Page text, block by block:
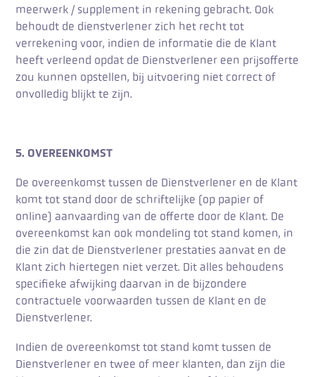
meerwerk / supplement in rekening gebracht. Ook
behoudt de dienstverlener zich het recht tot
verrekening voor, indien de informatie die de Klant
heeft verleend opdat de Dienstverlener een prijsofferte
zou kunnen opstellen, bij uitvoering niet correct of
onvolledig blijkt te zijn.
5. OVEREENKOMST
De overeenkomst tussen de Dienstverlener en de Klant
komt tot stand door de schriftelijke (op papier of
online) aanvaarding van de offerte door de Klant. De
overeenkomst kan ook mondeling tot stand komen, in
die zin dat de Dienstverlener prestaties aanvat en de
Klant zich hiertegen niet verzet. Dit alles behoudens
specifieke afwijking daarvan in de bijzondere
contractuele voorwaarden tussen de Klant en de
Dienstverlener.
Indien de overeenkomst tot stand komt tussen de
Dienstverlener en twee of meer klanten, dan zijn die